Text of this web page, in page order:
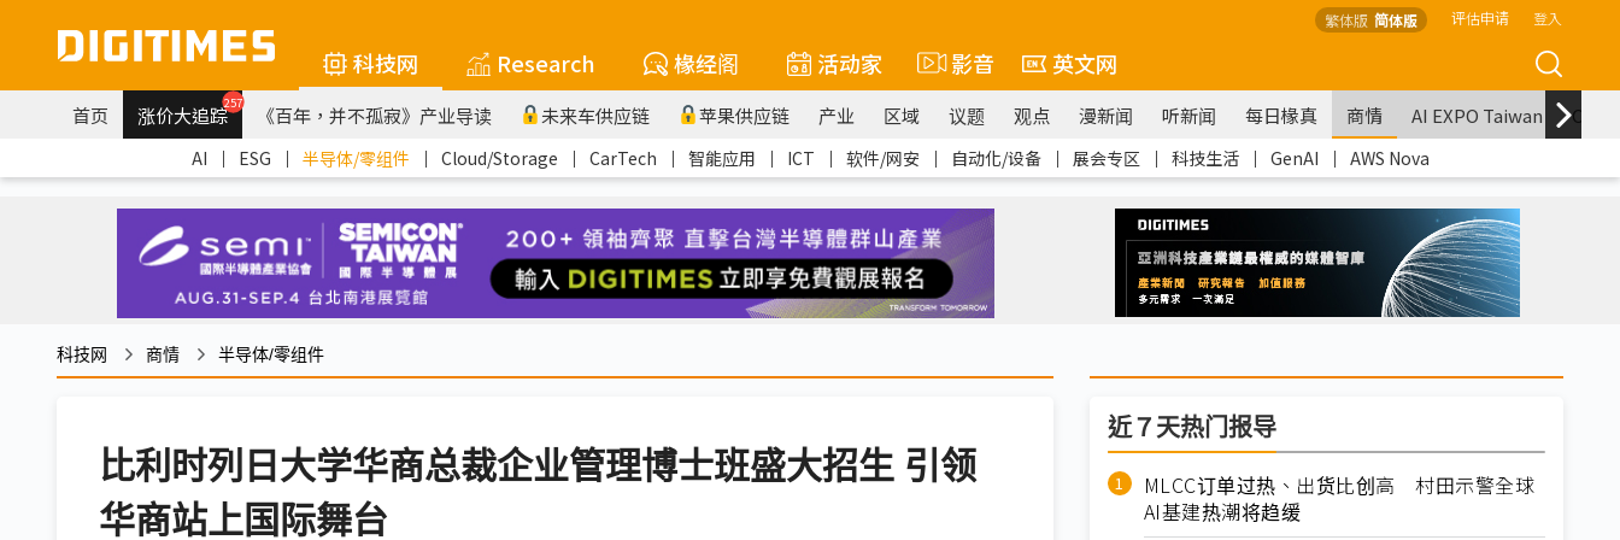
繁体版 简体版 评估申请 登入
科技网 Research 椽经阁 活动家 影音 英文网
首页 涨价大追踪257 《百年，并不孤寂》产业导读 未来车供应链 苹果供应链 产业 区域 议题 观点 漫新闻 听新闻 每日椽真 商情 AI EXPO Taiwan
AI ｜ ESG ｜ 半导体/零组件 ｜ Cloud/Storage ｜ CarTech ｜ 智能应用 ｜ ICT ｜ 软件/网安 ｜ 自动化/设备 ｜ 展会专区 ｜ 科技生活 ｜ GenAI ｜ AWS Nova
科技网 商情 半导体/零组件
比利时列日大学华商总裁企业管理博士班盛大招生 引领
华商站上国际舞台
近７天热门报导
MLCC订单过热、出货比创高 村田示警全球
AI基建热潮将趋缓